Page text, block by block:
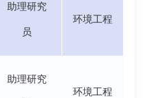
助理研究
员
环境工程
助理研究
环境工程